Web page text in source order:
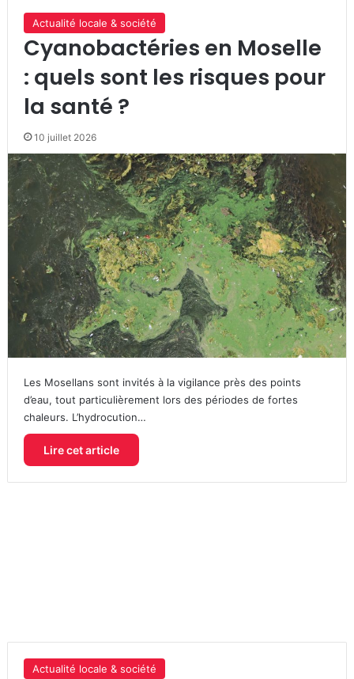
Actualité locale & société
Cyanobactéries en Moselle
: quels sont les risques pour
la santé ?
10 juillet 2026
Les Mosellans sont invités à la vigilance près des points
d’eau, tout particulièrement lors des périodes de fortes
chaleurs. L’hydrocution…
Lire cet article
Actualité locale & société